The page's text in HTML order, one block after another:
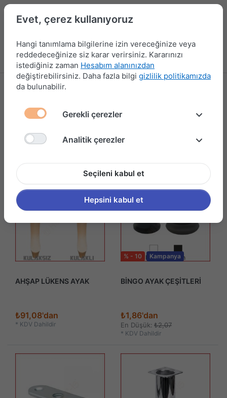
Menü Kampanyalar Yeni Ürünler Giriş yap
AYAK ÇEŞİTLERİ
85 ürün gösteriliyor
Filtrele ve Sırala
AHŞAP LÜKENS AYAK
₺91,08'dan
* KDV Dahildir
% - 10 Kampanya
BİNGO AYAK ÇEŞİTLERİ
₺1,86'dan
En Düşük: ₺2,07
* KDV Dahildir
Evet, çerez kullanıyoruz
Hangi tanımlama bilgilerine izin vereceğinize veya
reddedeceğinize siz karar verirsiniz. Kararınızı
istediğiniz zaman Hesabım alanınızdan
değiştirebilirsiniz. Daha fazla bilgi gizlilik politikamızda
da bulunabilir.
Gerekli çerezler
Analitik çerezler
Seçileni kabul et
Hepsini kabul et